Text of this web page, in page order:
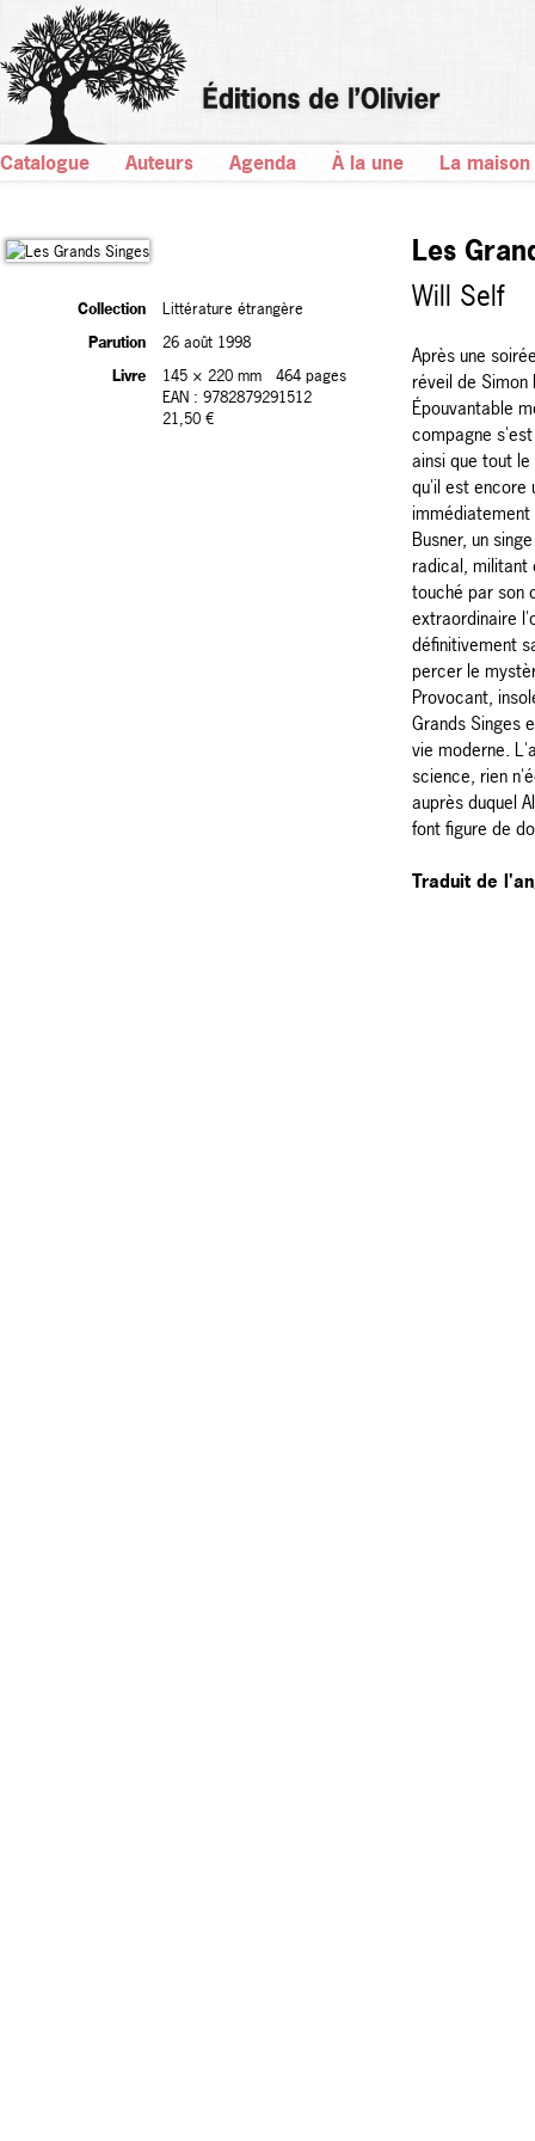
Catalogue Auteurs Agenda À la une La maison
Collection
Littérature étrangère
Parution
26 août 1998
Livre
145 × 220 mm
464 pages
EAN : 9782879291512
21,50 €
Les
Will Self
Après une
réveil de
Épouvantable
compagne
ainsi que tout
qu'il est encore
Busner, un
radical, militant
touché par son
extraordinaire
définitivement
percer le
Provocant,
Grands Singes
vie moderne.
science, rien
auprès duquel
font figure de
Traduit de